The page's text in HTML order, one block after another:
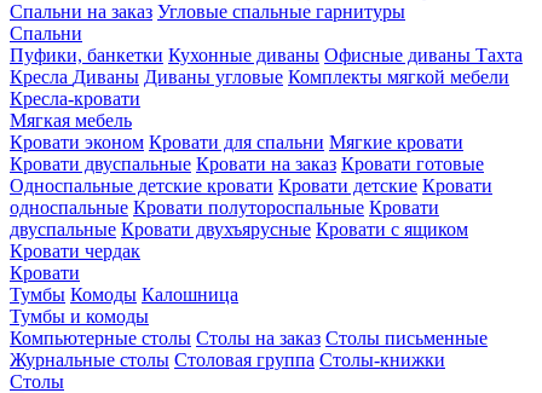
Спальни на заказ Угловые спальные гарнитуры
Спальни
Пуфики, банкетки Кухонные диваны Офисные диваны Тахта
Кресла Диваны Диваны угловые Комплекты мягкой мебели
Кресла-кровати
Мягкая мебель
Кровати эконом Кровати для спальни Мягкие кровати
Кровати двуспальные Кровати на заказ Кровати готовые
Односпальные детские кровати Кровати детские Кровати
односпальные Кровати полутороспальные Кровати
двуспальные Кровати двухъярусные Кровати с ящиком
Кровати чердак
Кровати
Тумбы Комоды Калошница
Тумбы и комоды
Компьютерные столы Столы на заказ Столы письменные
Журнальные столы Столовая группа Столы-книжки
Столы